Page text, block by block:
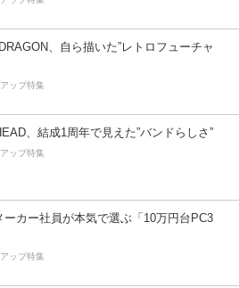
、自ら描いた”レトロフューチャ
ップ特集
、結成1周年で見えた”バンドらしさ”
ップ特集
ーカー社員が本気で選ぶ「10万円台PC3
ップ特集